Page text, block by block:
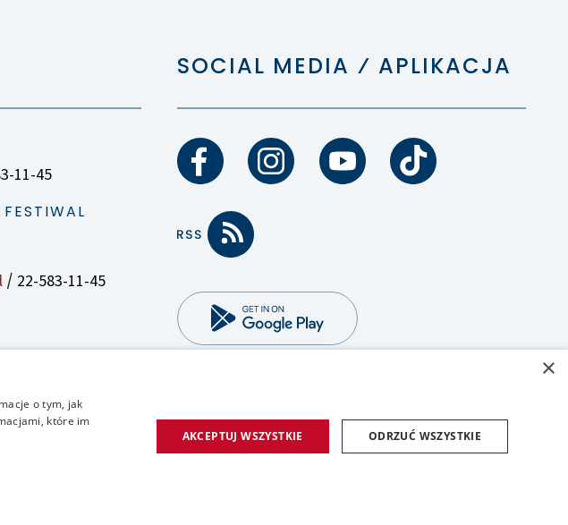
11-45
/ 22-583-11-45
SOCIAL MEDIA ⁄ APLIKACJA
×
o tym, jak
które im
AKCEPTUJ WSZYSTKIE ODRZUĆ WSZYSTKIE